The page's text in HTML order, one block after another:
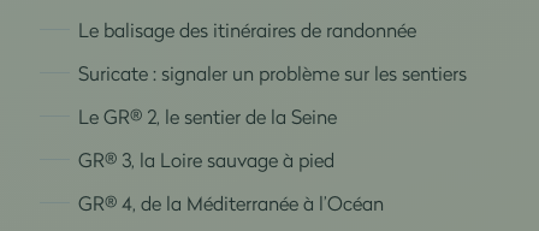
Le balisage des itinéraires de randonnée
Suricate : signaler un problème sur les sentiers
Le GR® 2, le sentier de la Seine
GR® 3, la Loire sauvage à pied
GR® 4, de la Méditerranée à l’Océan